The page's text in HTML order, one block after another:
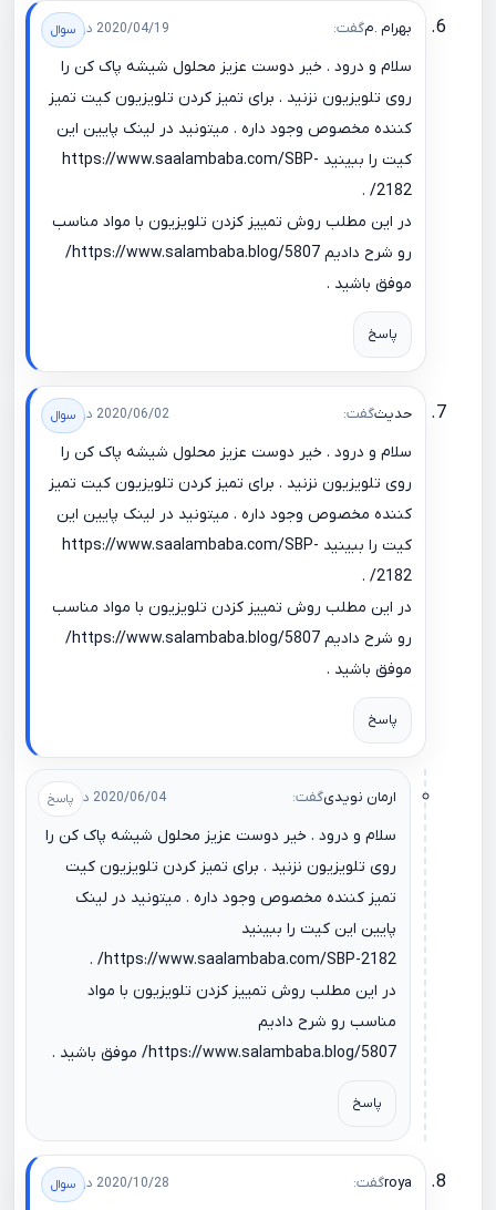
بهرام .مگفت: 2020/04/19 در 19:12
سلام و درود . خیر دوست عزیز محلول شیشه پاک کن را
روی تلویزیون نزنید . برای تمیز کردن تلویزیون کیت تمیز
کننده مخصوص وجود داره . میتونید در لینک پایین این
کیت را ببینید https://www.saalambaba.com/SBP-
2182/
.
در این مطلب روش تمییز کزدن تلویزیون با مواد مناسب
رو شرح دادیم https://www.salambaba.blog/5807/
موفق باشید .
پاسخ
حدیثگفت: 2020/06/02 در 16:34
سلام و درود . خیر دوست عزیز محلول شیشه پاک کن را
روی تلویزیون نزنید . برای تمیز کردن تلویزیون کیت تمیز
کننده مخصوص وجود داره . میتونید در لینک پایین این
کیت را ببینید https://www.saalambaba.com/SBP-
2182/
.
در این مطلب روش تمییز کزدن تلویزیون با مواد مناسب
رو شرح دادیم https://www.salambaba.blog/5807/
موفق باشید .
پاسخ
ارمان نویدیگفت: 2020/06/04 در 08:50
سلام و درود . خیر دوست عزیز محلول شیشه پاک کن را
روی تلویزیون نزنید . برای تمیز کردن تلویزیون کیت
تمیز کننده مخصوص وجود داره . میتونید در لینک
پایین این کیت را ببینید
https://www.saalambaba.com/SBP-2182/
.
در این مطلب روش تمییز کزدن تلویزیون با مواد
مناسب رو شرح دادیم
https://www.salambaba.blog/5807/ موفق باشید .
پاسخ
royaگفت: 2020/10/28 در 22:01